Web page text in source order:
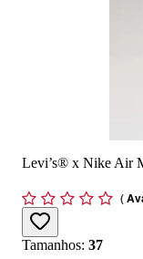
Levi’s® x Nike Air
(
Tamanhos: 37